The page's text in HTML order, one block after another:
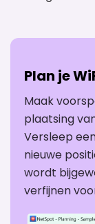
Plan je
Maak
plaatsing
Versleep
nieuwe
wordt
verfijnen